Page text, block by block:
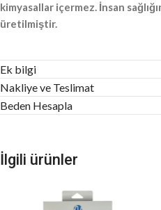
kimyasallar içermez. İnsan
üretilmiştir.
Ek bilgi
Nakliye ve Teslimat
Beden Hesapla
İlgili ürünler